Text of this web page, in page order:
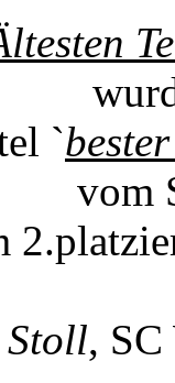
`
vom
,